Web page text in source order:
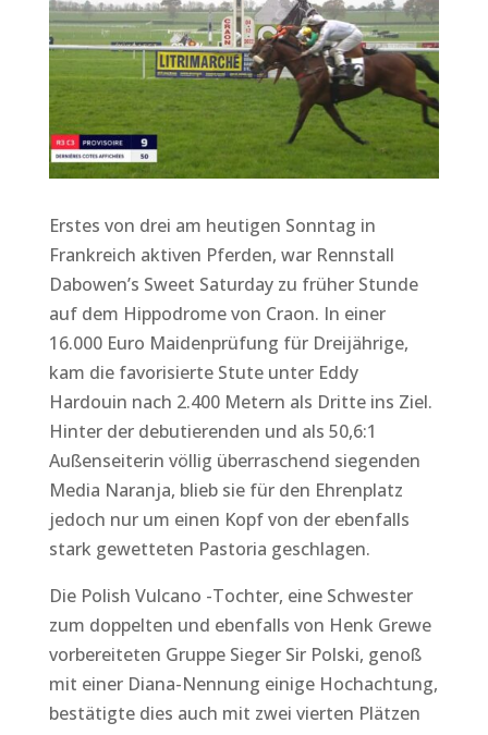
Erstes von drei am heutigen Sonntag in
Frankreich aktiven Pferden, war Rennstall
Dabowen’s Sweet Saturday zu früher Stunde
auf dem Hippodrome von Craon. In einer
16.000 Euro Maidenprüfung für Dreijährige,
kam die favorisierte Stute unter Eddy
Hardouin nach 2.400 Metern als Dritte ins Ziel.
Hinter der debutierenden und als 50,6:1
Außenseiterin völlig überraschend siegenden
Media Naranja, blieb sie für den Ehrenplatz
jedoch nur um einen Kopf von der ebenfalls
stark gewetteten Pastoria geschlagen.
Die Polish Vulcano -Tochter, eine Schwester
zum doppelten und ebenfalls von Henk Grewe
vorbereiteten Gruppe Sieger Sir Polski, genoß
mit einer Diana-Nennung einige Hochachtung,
bestätigte dies auch mit zwei vierten Plätzen